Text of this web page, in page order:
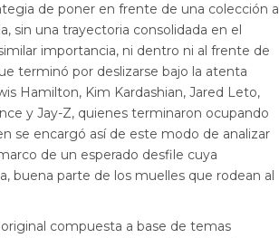
de poner en frente de una colección a
sin una trayectoria consolidada en el
importancia, ni dentro ni al frente de
terminó por deslizarse bajo la atenta
Hamilton, Kim Kardashian, Jared Leto,
y Jay-Z, quienes terminaron ocupando
se encargó así de este modo de analizar
de un esperado desfile cuya
buena parte de los muelles que rodean al
compuesta a base de temas